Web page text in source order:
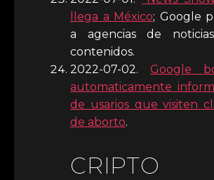
llega a México; Google
a agencias de
contenidos.
2022-07-02. Google
automaticamente
de usarios que visiten
de aborto.
CRIPTO